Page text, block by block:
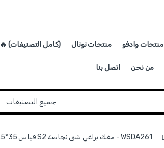
منتجات وادفو منتجات توتال (كامل التصنيفات) 🔥
من نحن اتصل بنا
WSDA261 - مفك براغي شق نجاصة S2 قياس SL6.5*35 مم مغناطيس ماركة WADFOW